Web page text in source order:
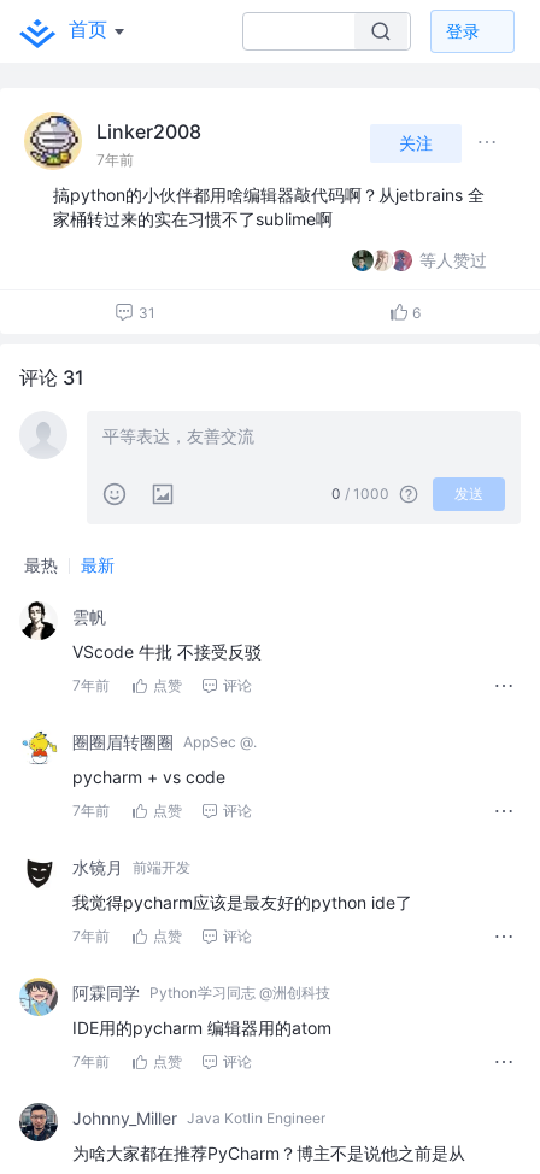
首页 登录
Linker2008
7年前
关注
搞python的小伙伴都用啥编辑器敲代码啊？从jetbrains 全
家桶转过来的实在习惯不了sublime啊
等人赞过
31 6
评论 31
0 / 1000 发送
最热 最新
雲帆
VScode 牛批 不接受反驳
7年前 点赞 评论
圈圈眉转圈圈 AppSec @.
pycharm + vs code
7年前 点赞 评论
水镜月 前端开发
我觉得pycharm应该是最友好的python ide了
7年前 点赞 评论
阿霖同学 Python学习同志 @洲创科技
IDE用的pycharm 编辑器用的atom
7年前 点赞 评论
Johnny_Miller Java Kotlin Engineer
为啥大家都在推荐PyCharm？博主不是说他之前是从